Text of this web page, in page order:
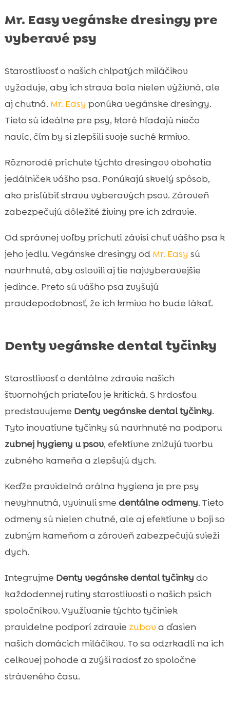
Mr. Easy vegánske dresingy pre
vyberavé psy
Starostlivosť o našich chlpatých miláčikov
vyžaduje, aby ich strava bola nielen výživná, ale
aj chutná. Mr. Easy ponúka vegánske dresingy.
Tieto sú ideálne pre psy, ktoré hľadajú niečo
navíc, čím by si zlepšili svoje suché krmivo.
Rôznorodé príchute týchto dresingov obohatia
jedálniček vášho psa. Ponúkajú skvelý spôsob,
ako prisľúbiť stravu vyberavých psov. Zároveň
zabezpečujú dôležité živiny pre ich zdravie.
Od správnej voľby príchutí závisí chuť vášho psa k
jeho jedlu. Vegánske dresingy od Mr. Easy sú
navrhnuté, aby oslovili aj tie najvyberavejšie
jedince. Preto sú vášho psa zvyšujú
pravdepodobnosť, že ich krmivo ho bude lákať.
Denty vegánske dental tyčinky
Starostlivosť o dentálne zdravie našich
štvornohých priateľov je kritická. S hrdosťou
predstavujeme Denty vegánske dental tyčinky.
Tyto inovatívne tyčinky sú navrhnuté na podporu
zubnej hygieny u psov, efektívne znižujú tvorbu
zubného kameňa a zlepšujú dych.
Keďže pravidelná orálna hygiena je pre psy
nevyhnutná, vyvinuli sme dentálne odmeny. Tieto
odmeny sú nielen chutné, ale aj efektívne v boji so
zubným kameňom a zároveň zabezpečujú svieži
dych.
Integrujme Denty vegánske dental tyčinky do
každodennej rutiny starostlivosti o našich psích
spoločníkov. Využívanie týchto tyčiniek
pravidelne podporí zdravie zubova ďasien
našich domácich miláčikov. To sa odzrkadlí na ich
celkovej pohode a zvýši radosť zo spoločne
stráveného času.